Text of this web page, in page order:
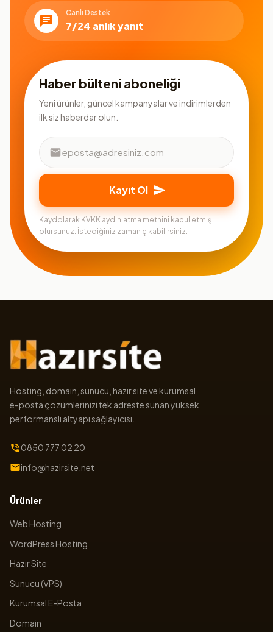
Canlı Destek
7/24 anlık yanıt
Haber bülteni aboneliği
Yeni ürünler, güncel kampanyalar ve indirimlerden
ilk siz haberdar olun.
Kayıt Ol
Kaydolarak KVKK aydınlatma metnini kabul etmiş
olursunuz. İstediğiniz zaman çıkabilirsiniz.
Hosting, domain, sunucu, hazır site ve kurumsal
e-posta çözümlerinizi tek adreste sunan yüksek
performanslı altyapı sağlayıcısı.
0850 777 02 20
info@hazirsite.net
Ürünler
Web Hosting
WordPress Hosting
Hazır Site
Sunucu (VPS)
Kurumsal E-Posta
Domain